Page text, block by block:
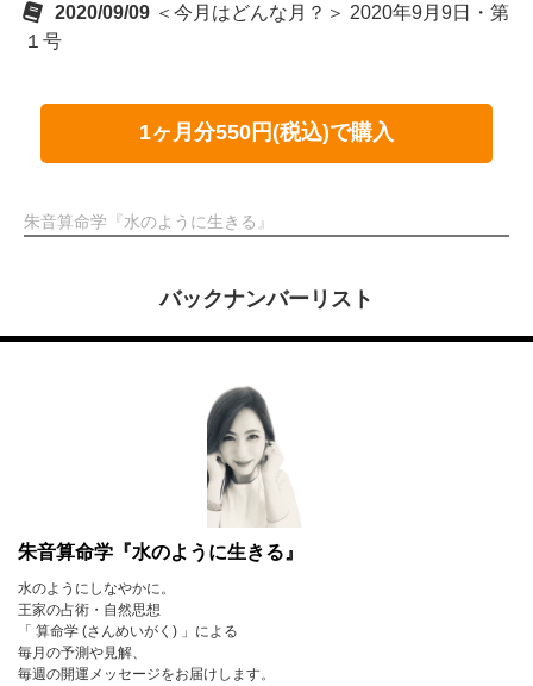
2020/09/09 ＜今月はどんな月？＞ 2020年9月9日・第
１号
1ヶ月分550円(税込)で購入
朱音算命学『水のように生きる』
バックナンバーリスト
朱音算命学『水のように生きる』
水のようにしなやかに。
王家の占術・自然思想
「 算命学 (さんめいがく) 」による
毎月の予測や見解、
毎週の開運メッセージをお届けします。